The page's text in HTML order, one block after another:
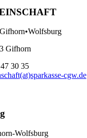
Gifhorn
30 35
cgw.de
Wolfsburg